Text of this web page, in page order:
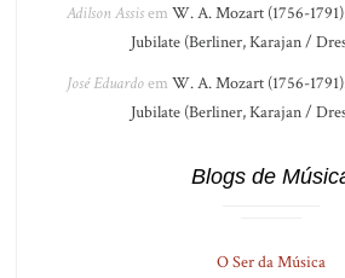
Adilson Assisem W. A. Mozart (1756-
Jubilate (Berliner, Karajan /
José Eduardoem W. A. Mozart (1756-
Jubilate (Berliner, Karajan /
Blogs de
O Ser da Música